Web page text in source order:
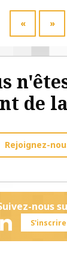
« »
de la
Rejoignez-
nous